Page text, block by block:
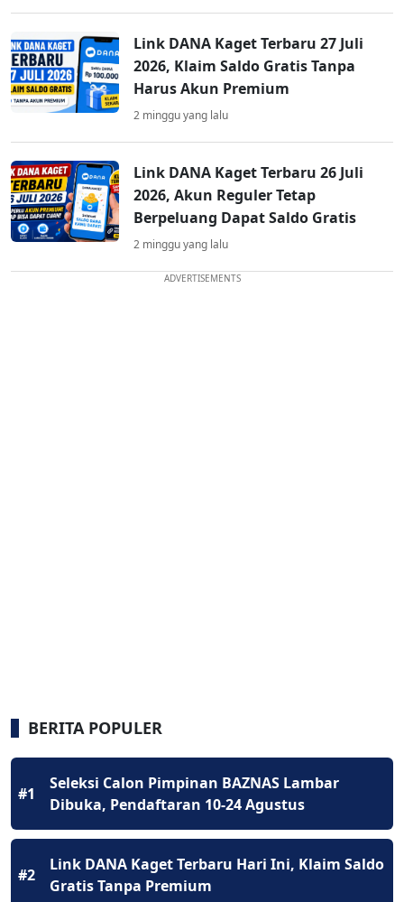
Link DANA Kaget Terbaru 27 Juli
2026, Klaim Saldo Gratis Tanpa
Harus Akun Premium
2 minggu yang lalu
Link DANA Kaget Terbaru 26 Juli
2026, Akun Reguler Tetap
Berpeluang Dapat Saldo Gratis
2 minggu yang lalu
ADVERTISEMENTS
BERITA POPULER
#1
Seleksi Calon Pimpinan BAZNAS Lambar
Dibuka, Pendaftaran 10-24 Agustus
#2
Link DANA Kaget Terbaru Hari Ini, Klaim Saldo
Gratis Tanpa Premium